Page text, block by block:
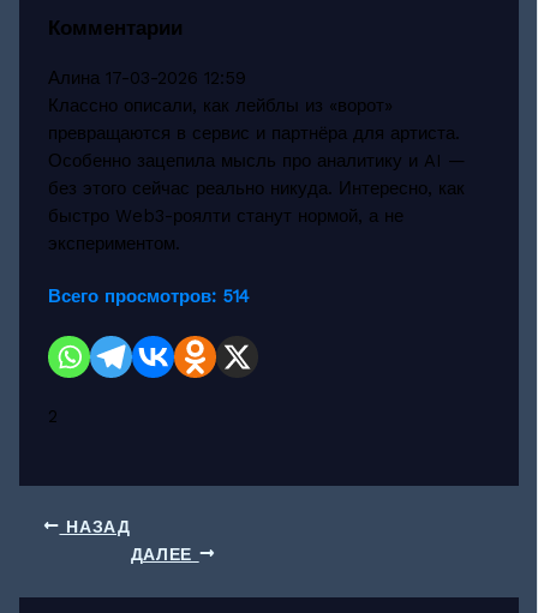
Комментарии
Алина 17-03-2026 12:59
Классно описали, как лейблы из «ворот»
превращаются в сервис и партнёра для артиста.
Особенно зацепила мысль про аналитику и AI —
без этого сейчас реально никуда. Интересно, как
быстро Web3-роялти станут нормой, а не
экспериментом.
Всего просмотров: 514
2
НАЗАД
ДАЛЕЕ